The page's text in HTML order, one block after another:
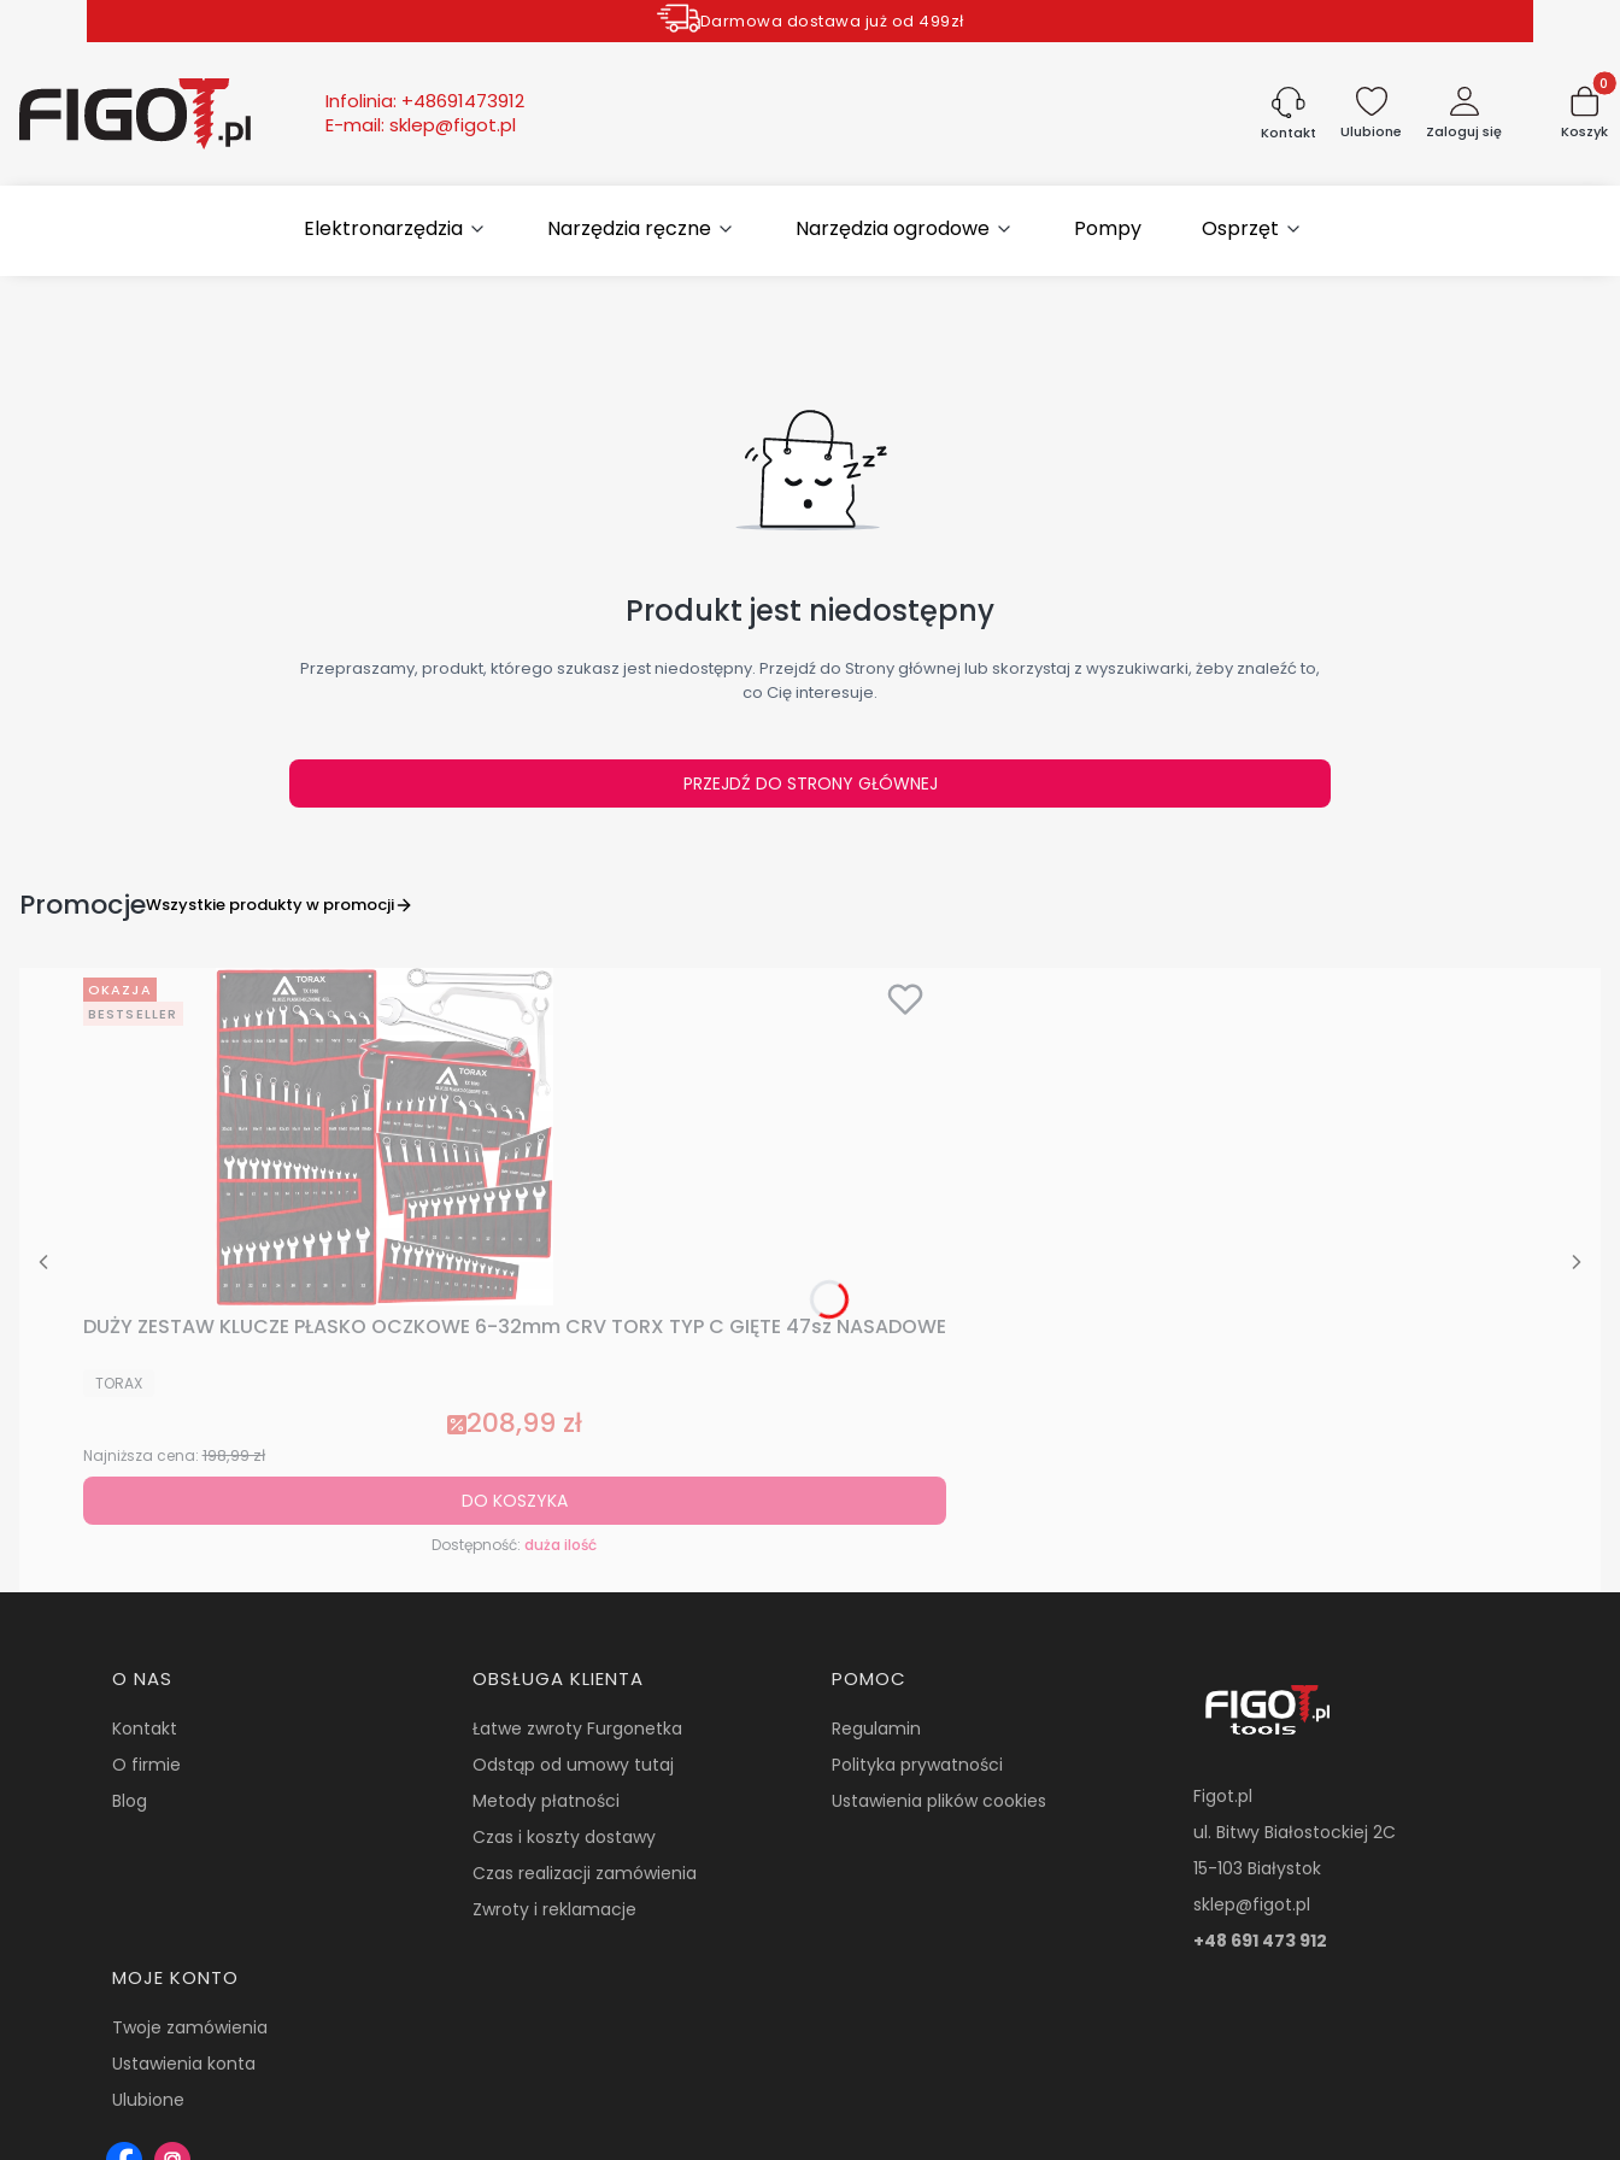
Darmowa dostawa już od 499zł
Infolinia: +48691473912
E-mail: sklep@figot.pl Kontakt Ulubione Zaloguj się Koszyk
Elektronarzędzia Narzędzia ręczne Narzędzia ogrodowe Pompy Osprzęt
Produkt jest niedostępny
Przepraszamy, produkt, którego szukasz jest niedostępny. Przejdź do Strony głównej lub skorzystaj z wyszukiwarki, żeby znaleźć to,
co Cię interesuje.
PRZEJDŹ DO STRONY GŁÓWNEJ
PromocjeWszystkie produkty w promocji
OKAZJA
BESTSELLER
DUŻY ZESTAW KLUCZE PŁASKO OCZKOWE 6-32mm CRV TORX TYP C GIĘTE 47sz NASADOWE
PRODUCENT
TORAX
Cena promocyjna
208,99 zł
Najniższa cena: 198,99 zł
DO KOSZYKA
Dostępność: duża ilość
Linki w stopce
O NAS
Kontakt
O firmie
Blog
OBSŁUGA KLIENTA
Łatwe zwroty Furgonetka
Odstąp od umowy tutaj
Metody płatności
Czas i koszty dostawy
Czas realizacji zamówienia
Zwroty i reklamacje
POMOC
Regulamin
Polityka prywatności
Ustawienia plików cookies
MOJE KONTO
Twoje zamówienia
Ustawienia konta
Ulubione
Figot.pl
ul. Bitwy Białostockiej 2C
15-103 Białystok
sklep@figot.pl
+48 691 473 912